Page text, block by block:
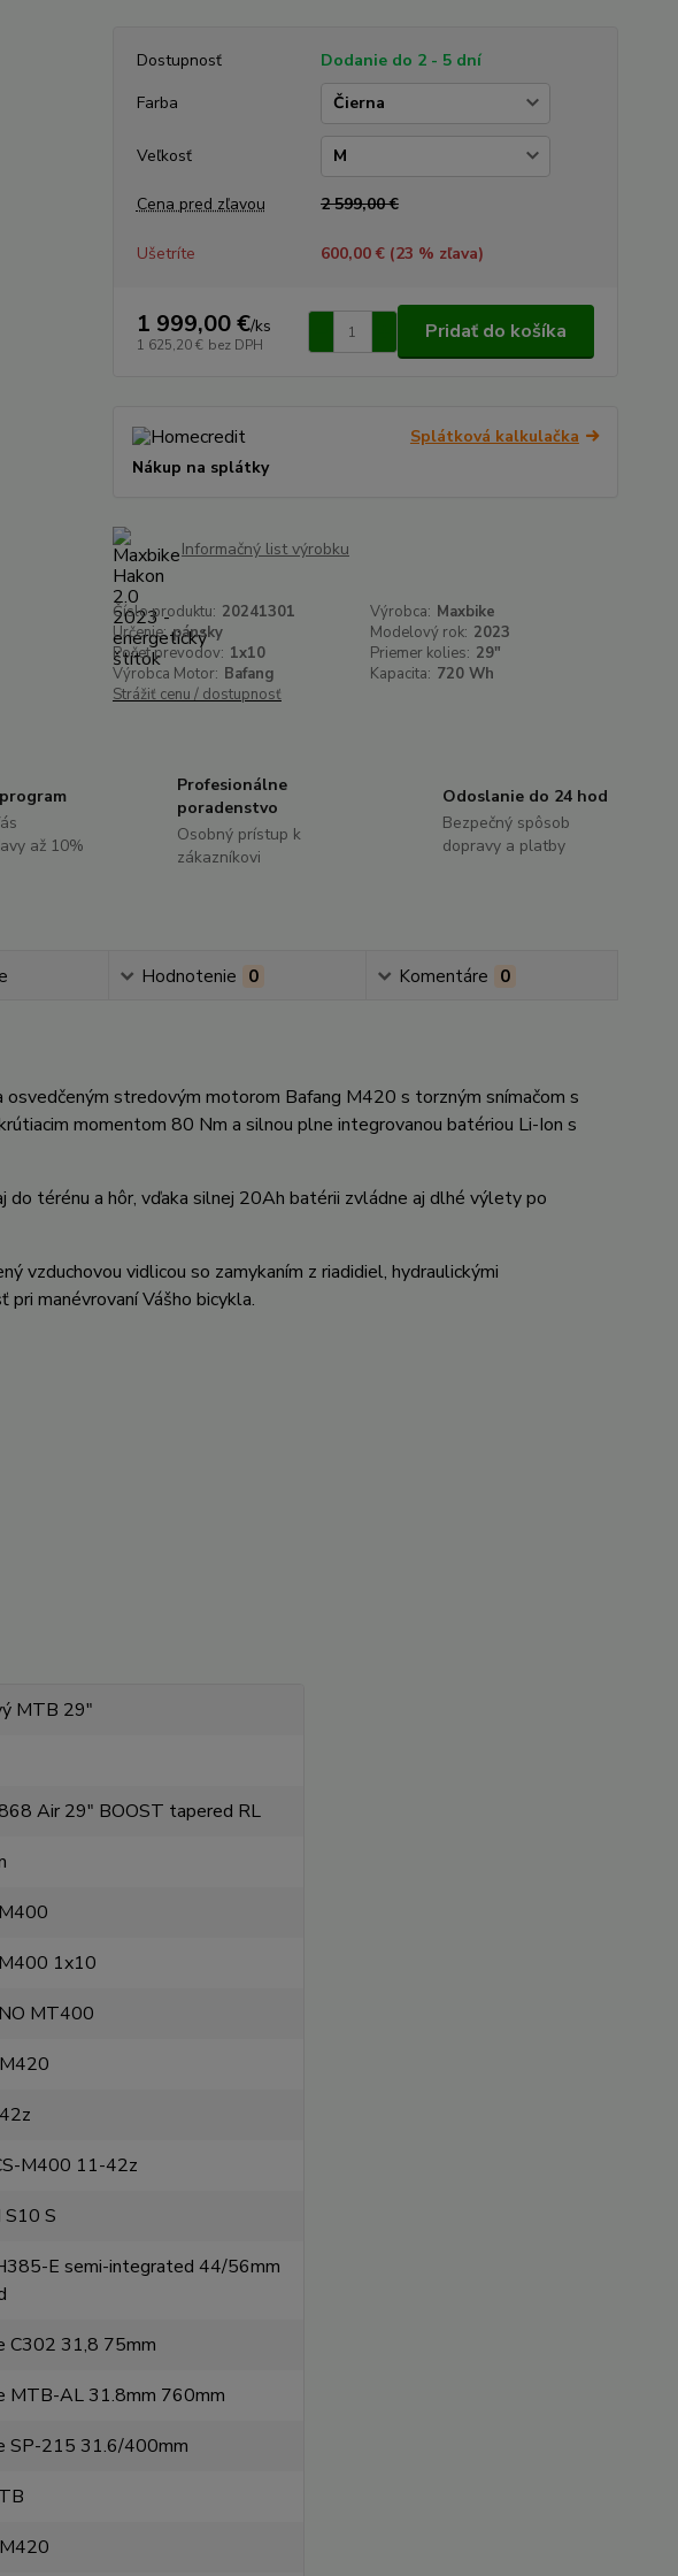
Dostupnosť
Dodanie do 2 - 5 dní
Farba
Veľkosť
Cena pred zľavou 2 599,00 €
Ušetríte 600,00 € (23 % zľava)
1 999,00 €/ks
1 625,20 € bez DPH
Pridať do košíka
Splátková kalkulačka
Nákup na splátky
Informačný list výrobku
Číslo produktu: 20241301 Výrobca: Maxbike
Určenie: pánsky Modelový rok: 2023
Počet prevodov: 1x10 Priemer kolies: 29"
Výrobca Motor: Bafang Kapacita: 720 Wh
Strážiť cenu / dostupnosť
až 10%
Profesionálne
poradenstvo
Osobný prístup k
zákazníkovi
Odoslanie do 24 hod
Bezpečný spôsob
dopravy a platby
Hodnotenie 0 Komentáre 0
stredovým motorom Bafang M420 s torzným snímačom s
momentom 80 Nm a silnou plne integrovanou batériou Li-Ion s
térénu a hôr, vďaka silnej 20Ah batérii zvládne aj dlhé výlety po
vzduchovou vidlicou so zamykaním z riadidiel, hydraulickými
manévrovaní Vášho bicykla.
MTB 29"
Air 29" BOOST tapered RL
1x10
MT400
M400 11-42z
S10 S
E semi-integrated 44/56mm
C302 31,8 75mm
MTB-AL 31.8mm 760mm
SP-215 31.6/400mm